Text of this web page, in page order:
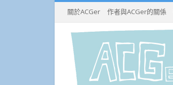
關於ACGer 作者與ACGer的關係